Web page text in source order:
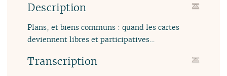
Description
Plans, et biens communs : quand les cartes
deviennent libres et participatives…
Transcription